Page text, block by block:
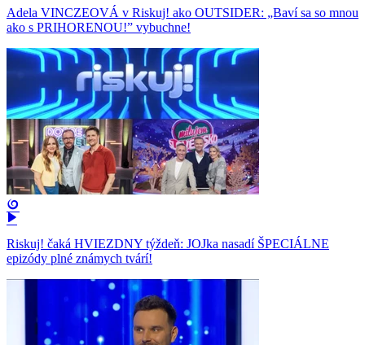
Adela VINCZEOVÁ v Riskuj! ako OUTSIDER: „Baví sa so mnou
ako s PRIHORENOU!” vybuchne!
Riskuj! čaká HVIEZDNY týždeň: JOJka nasadí ŠPECIÁLNE
epizódy plné známych tvárí!